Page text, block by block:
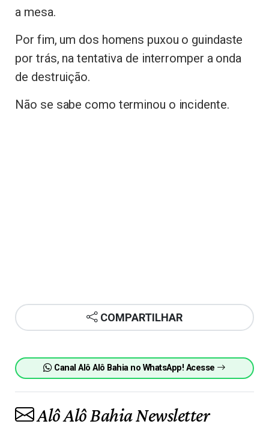
a mesa.
Por fim, um dos homens puxou o guindaste
por trás, na tentativa de interromper a onda
de destruição.
Não se sabe como terminou o incidente.
COMPARTILHAR
Canal Alô Alô Bahia no WhatsApp! Acesse
Alô Alô Bahia Newsletter